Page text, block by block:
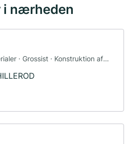
i nærheden
· Grossist · Konstruktion af